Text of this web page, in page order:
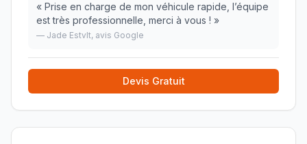
« Prise en charge de mon véhicule rapide, l’équipe
est très professionnelle, merci à vous ! »
— Jade Estvlt, avis Google
Devis Gratuit